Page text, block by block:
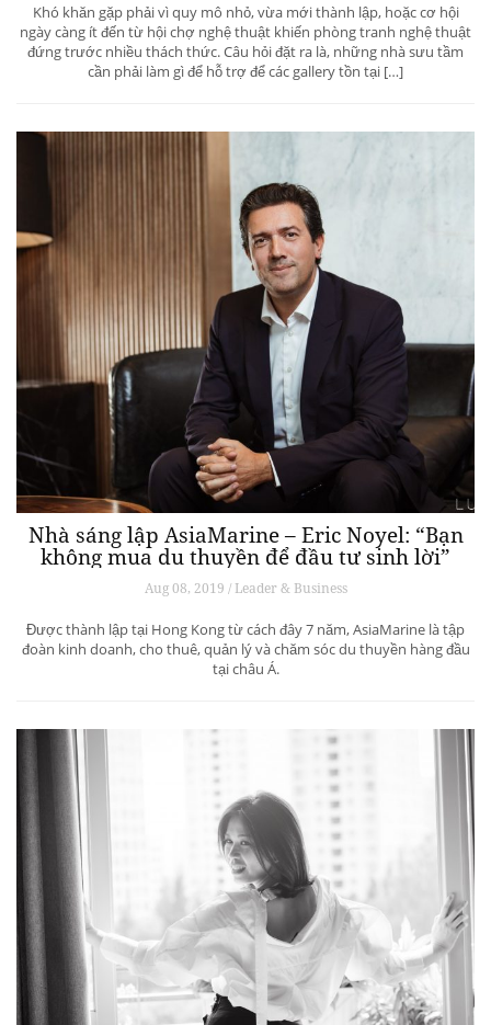
Khó khăn gặp phải vì quy mô nhỏ, vừa mới thành lập, hoặc cơ hội
ngày càng ít đến từ hội chợ nghệ thuật khiến phòng tranh nghệ thuật
đứng trước nhiều thách thức. Câu hỏi đặt ra là, những nhà sưu tầm
cần phải làm gì để hỗ trợ để các gallery tồn tại […]
Nhà sáng lập AsiaMarine – Eric Noyel: “Bạn
không mua du thuyền để đầu tư sinh lời”
Aug 08, 2019 / Leader & Business
Được thành lập tại Hong Kong từ cách đây 7 năm, AsiaMarine là tập
đoàn kinh doanh, cho thuê, quản lý và chăm sóc du thuyền hàng đầu
tại châu Á.